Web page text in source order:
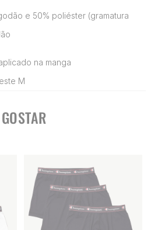
e 50% poliéster (gramatura
na manga
M